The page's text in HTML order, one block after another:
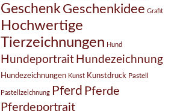
Geschenk Geschenkidee Grafit
Hochwertige
Tierzeichnungen Hund
Hundeportrait Hundezeichnung
Hundezeichnungen Kunst Kunstdruck Pastell
Pastellzeichnung Pferd Pferde
Pferdeportrait